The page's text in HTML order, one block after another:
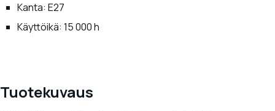
Kanta: E27
Käyttöikä: 15 000 h
Tuotekuvaus